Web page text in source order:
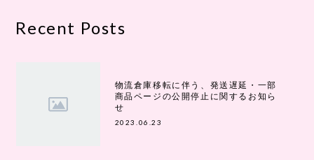
Recent Posts
物流倉庫移転に伴う、発送遅延・一部
商品ページの公開停止に関するお知ら
せ
2023.06.23